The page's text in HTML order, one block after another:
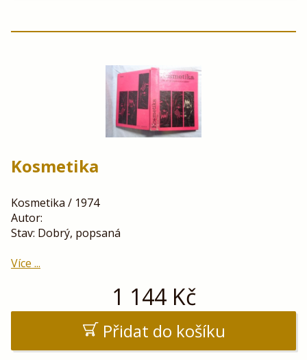
Kosmetika
Kosmetika / 1974
Autor:
Stav: Dobrý, popsaná
Více ...
1 144Kč
Přidat do košíku